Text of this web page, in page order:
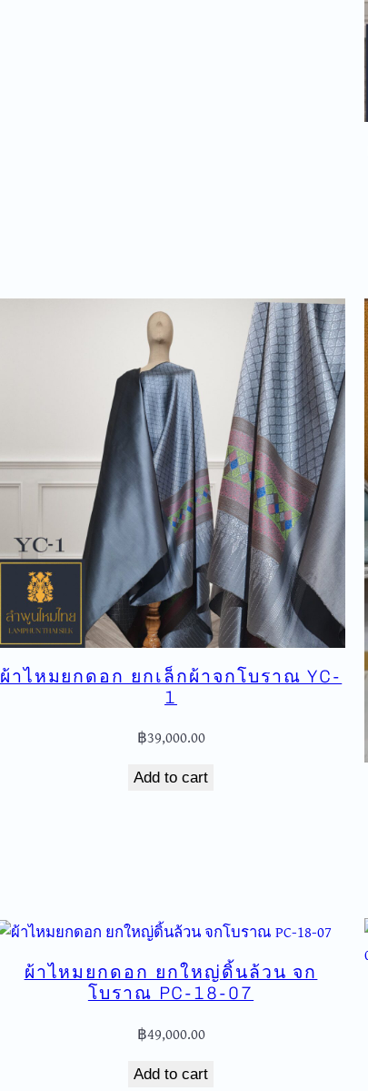
ผ้าไหมยกดอก ยกเล็กผ้าจกโบราณ YC-
1
฿39,000.00
Add to cart
ผ้าไหมยกดอก ยกใหญ่ดิ้นล้วน จก
โบราณ PC-18-07
฿49,000.00
Add to cart